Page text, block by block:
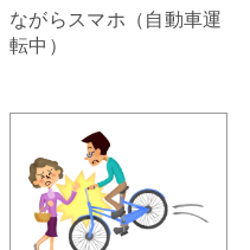
ながらスマホ（自動車運
転中）